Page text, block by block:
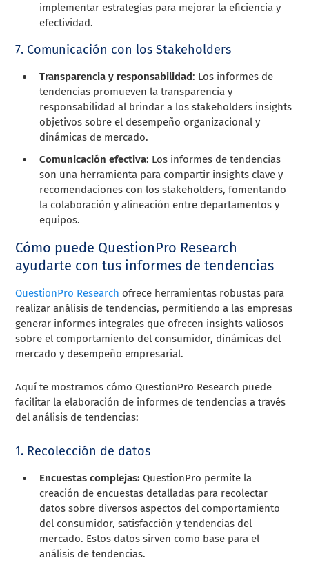
implementar estrategias para mejorar la eficiencia y
efectividad.
7. Comunicación con los Stakeholders
Transparencia y responsabilidad: Los informes de
tendencias promueven la transparencia y
responsabilidad al brindar a los stakeholders insights
objetivos sobre el desempeño organizacional y
dinámicas de mercado.
Comunicación efectiva: Los informes de tendencias
son una herramienta para compartir insights clave y
recomendaciones con los stakeholders, fomentando
la colaboración y alineación entre departamentos y
equipos.
Cómo puede QuestionPro Research
ayudarte con tus informes de tendencias
QuestionPro Research ofrece herramientas robustas para
realizar análisis de tendencias, permitiendo a las empresas
generar informes integrales que ofrecen insights valiosos
sobre el comportamiento del consumidor, dinámicas del
mercado y desempeño empresarial.
Aquí te mostramos cómo QuestionPro Research puede
facilitar la elaboración de informes de tendencias a través
del análisis de tendencias:
1. Recolección de datos
Encuestas complejas: QuestionPro permite la
creación de encuestas detalladas para recolectar
datos sobre diversos aspectos del comportamiento
del consumidor, satisfacción y tendencias del
mercado. Estos datos sirven como base para el
análisis de tendencias.